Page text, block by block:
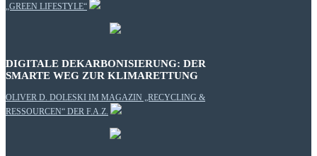
„GREEN LIFESTYLE“
DIGITALE DEKARBONISIERUNG: DER
SMARTE WEG ZUR KLIMARETTUNG
OLIVER D. DOLESKI IM MAGAZIN „RECYCLING &
RESSOURCEN“ DER F.A.Z.